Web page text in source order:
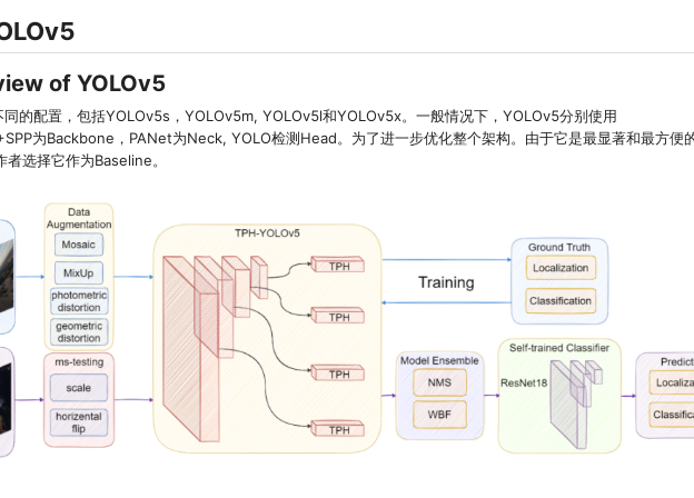
of YOLOv5
的配置，包括YOLOv5s，YOLOv5m, YOLOv5l和YOLOv5x。一般情况下，YOLOv5分别使用
为Backbone，PANet为Neck, YOLO检测Head。为了进一步优化整个架构。由于它是最显著和最方便
选择它作为Baseline。